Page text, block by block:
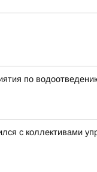
по
с коллективами